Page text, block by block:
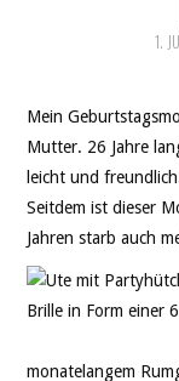
LEBEN
DATENSCHUTZ
1.
Mein
Mutter. 26 Jahre
leicht und
Seitdem ist dieser
Jahren starb auch
monatelangem